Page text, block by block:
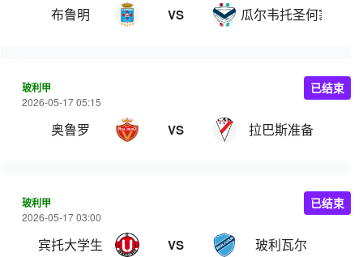
布鲁明 VS 瓜尔韦托圣何塞
玻利甲
2026-05-17 05:15
奥鲁罗 VS 拉巴斯准备
已结束
玻利甲
2026-05-17 03:00
宾托大学生 VS 玻利瓦尔
已结束